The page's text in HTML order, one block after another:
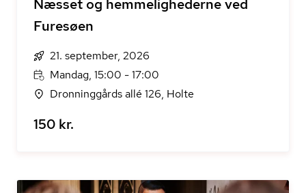
Næsset og hemmelighederne ved
Furesøen
21. september, 2026
Mandag, 15:00 - 17:00
Dronninggårds allé 126, Holte
150 kr.